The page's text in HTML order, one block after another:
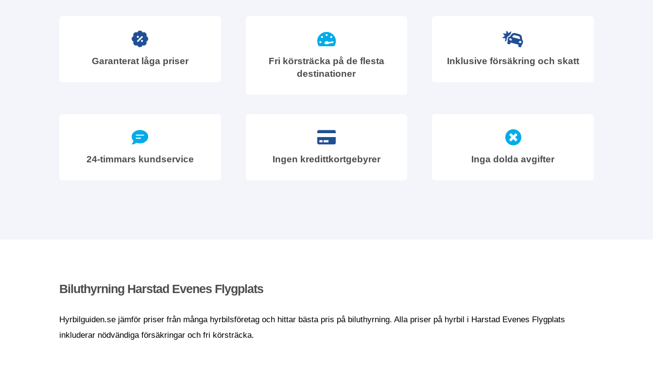
Garanterat låga priser
Fri körsträcka på de flesta
destinationer
Inklusive försäkring och skatt
24-timmars kundservice Ingen kredittkortgebyrer Inga dolda avgifter
Biluthyrning Harstad Evenes Flygplats
Hyrbilguiden.se jämför priser från många hyrbilsföretag och hittar bästa pris på biluthyrning. Alla priser på hyrbil i Harstad Evenes Flygplats
inkluderar nödvändiga försäkringar och fri körsträcka.